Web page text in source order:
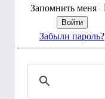
Запомнить меня
Забыли пароль?